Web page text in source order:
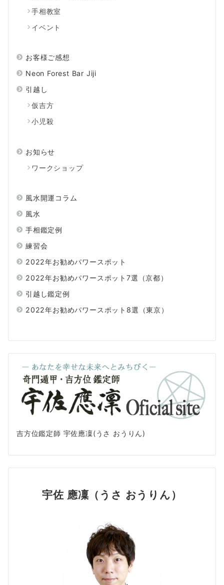
手相教室
イベント
お客様ご感想
Neon Forest Bar Jiji
引越し
仮吉方
小児殺
お知らせ
ワークショップ
風水開運コラム
風水
手相鑑定例
練習会
2022年お勧めパワースポット
2022年お勧めパワースポット7選（京都）
引越し鑑定例
2022年お勧めパワースポット8選（東京）
吉方位鑑定師 宇佐應凜(うさ おうりん)
宇佐 應凜（うさ おうりん）